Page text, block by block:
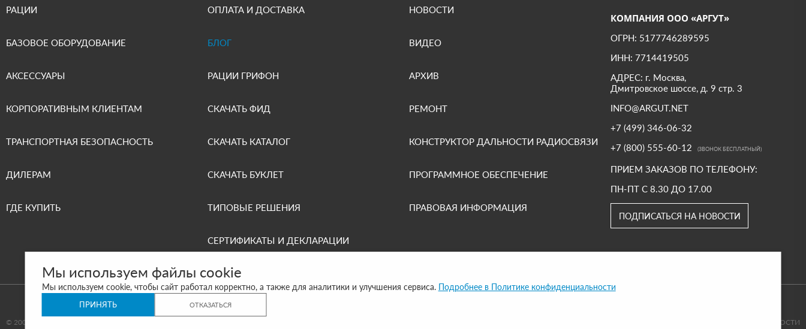
РАЦИИ
БАЗОВОЕ ОБОРУДОВАНИЕ
АКСЕССУАРЫ
КОРПОРАТИВНЫМ КЛИЕНТАМ
ТРАНСПОРТНАЯ БЕЗОПАСНОСТЬ
ДИЛЕРАМ
ГДЕ КУПИТЬ
ОПЛАТА И ДОСТАВКА
БЛОГ
РАЦИИ ГРИФОН
СКАЧАТЬ ФИД
СКАЧАТЬ КАТАЛОГ
СКАЧАТЬ БУКЛЕТ
ТИПОВЫЕ РЕШЕНИЯ
СЕРТИФИКАТЫ И ДЕКЛАРАЦИИ
НОВОСТИ
ВИДЕО
АРХИВ
РЕМОНТ
КОНСТРУКТОР ДАЛЬНОСТИ РАДИОСВЯЗИ
ПРОГРАММНОЕ ОБЕСПЕЧЕНИЕ
ПРАВОВАЯ ИНФОРМАЦИЯ
КОМПАНИЯ ООО «АРГУТ»
ОГРН: 5177746289595
ИНН: 7714419505
АДРЕС: г. Москва,
Дмитровское шоссе, д. 9 стр. 3
INFO@ARGUT.NET
+7 (499) 346-06-32
+7 (800) 555-60-12
(ЗВОНОК БЕСПЛАТНЫЙ)
ПРИЕМ ЗАКАЗОВ ПО ТЕЛЕФОНУ:
ПН-ПТ С 8.30 ДО 17.00
ПОДПИСАТЬСЯ НА НОВОСТИ
© 2000-2026 ООО «АРГУТ» ПОЛИТИКА КОНФИДЕНЦИАЛЬНОСТИ
Мы используем файлы cookie
Мы используем cookie, чтобы сайт работал корректно, а также для аналитики и улучшения сервиса. Подробнее в Политике конфиденциальности
ПРИНЯТЬ ОТКАЗАТЬСЯ